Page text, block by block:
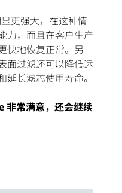
更强大，在这种情
力，而且在客户生产
快地恢复正常。另
面过滤还可以降低运
长滤芯使用寿命。
常满意，还会继续